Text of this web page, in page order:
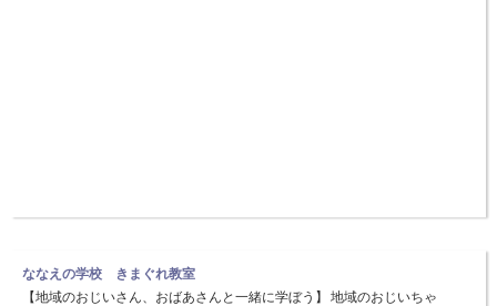
ななえの学校 きまぐれ教室
【地域のおじいさん、おばあさんと一緒に学ぼう】 地域のおじいちゃ